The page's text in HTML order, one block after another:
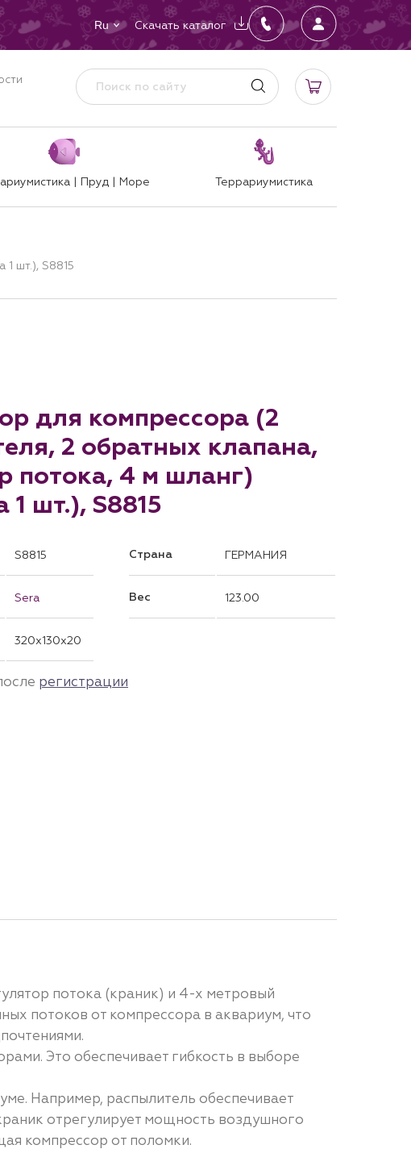
Ru Скачать каталог
| Пруд | Море Террариумистика
шт.), S8815
для компрессора (2
2 обратных клапана,
потока, 4 м шланг)
1 шт.), S8815
S8815
Sera
320x130x20
Страна ГЕРМАНИЯ
Вес 123.00
регистрации
потока (краник) и 4-х метровый
потоков от компрессора в аквариум, что
Это обеспечивает гибкость в выборе
Например, распылитель обеспечивает
отрегулирует мощность воздушного
компрессор от поломки.